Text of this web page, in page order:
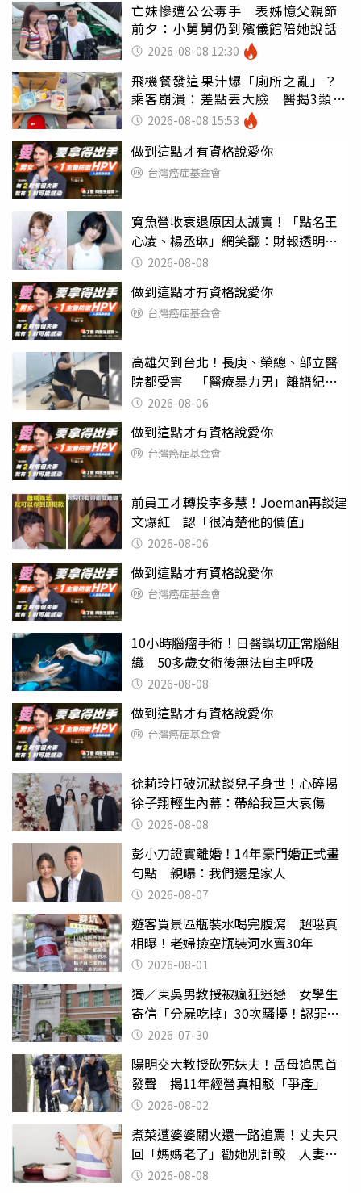
亡妹慘遭公公毒手 表姊憶父親節
前夕：小舅舅仍到殯儀館陪她說話
2026-08-08 12:30
飛機餐發這果汁爆「廁所之亂」？
乘客崩潰：差點丟大臉 醫揭3類人
別亂喝
2026-08-08 15:53
做到這點才有資格說愛你
台灣癌症基金會
寬魚營收衰退原因太誠實！「點名王
心凌、楊丞琳」網笑翻：財報透明度
滿分2026-08-08
做到這點才有資格說愛你
台灣癌症基金會
高雄欠到台北！長庚、榮總、部立醫
院都受害 「醫療暴力男」離譜紀錄
曝光2026-08-06
做到這點才有資格說愛你
台灣癌症基金會
前員工才轉投李多慧！Joeman再談建
文爆紅 認「很清楚他的價值」
2026-08-06
做到這點才有資格說愛你
台灣癌症基金會
10小時腦瘤手術！日醫誤切正常腦組
織 50多歲女術後無法自主呼吸
2026-08-08
做到這點才有資格說愛你
台灣癌症基金會
徐莉玲打破沉默談兒子身世！心碎揭
徐子翔輕生內幕：帶給我巨大哀傷
2026-08-08
彭小刀證實離婚！14年豪門婚正式畫
句點 親曝：我們還是家人
2026-08-07
遊客買景區瓶裝水喝完腹瀉 超噁真
相曝！老婦撿空瓶裝河水賣30年
2026-08-01
獨／東吳男教授被瘋狂迷戀 女學生
寄信「分屍吃掉」30次騷擾！認罪免
關 2026-07-30
陽明交大教授砍死妹夫！岳母追思首
發聲 揭11年經營真相駁「爭產」
2026-08-02
煮菜遭婆婆關火還一路追罵！丈夫只
回「媽媽老了」勸她別計較 人妻超
崩潰：我像台傭
2026-08-08